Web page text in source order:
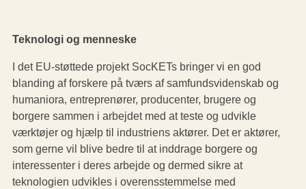
Teknologi og menneske
I det EU-støttede projekt SocKETs bringer vi en god
blanding af forskere på tværs af samfundsvidenskab og
humaniora, entreprenører, producenter, brugere og
borgere sammen i arbejdet med at teste og udvikle
værktøjer og hjælp til industriens aktører. Det er aktører,
som gerne vil blive bedre til at inddrage borgere og
interessenter i deres arbejde og dermed sikre at
teknologien udvikles i overensstemmelse med